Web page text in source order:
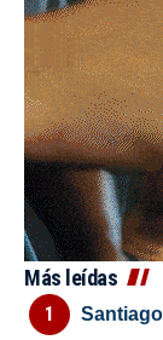
Más leídas